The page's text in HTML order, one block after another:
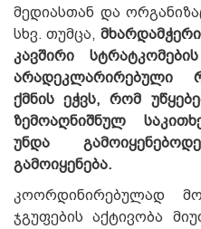
მედიასთან და
სხვ. თუმცა,
კავშირი
არადეკლარირებული
ქმნის ეჭვს, რომ
ზემოაღნიშნულ
უნდა
გამოიყენება.
კოორდინირებულად
ჯგუფების აქტივობა